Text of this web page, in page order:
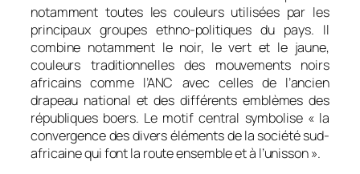
notamment toutes les couleurs utilisées par les
principaux groupes ethno-politiques du pays. Il
combine notamment le noir, le vert et le jaune,
couleurs traditionnelles des mouvements noirs
africains comme l’ANC avec celles de l’ancien
drapeau national et des différents emblèmes des
républiques boers. Le motif central symbolise «la
convergence des divers éléments de la société sud-
africaine qui font la route ensemble et à l’unisson».